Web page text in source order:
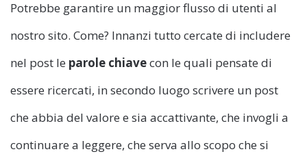
Potrebbe garantire un maggior flusso di utenti al
nostro sito. Come? Innanzi tutto cercate di includere
nel post le parole chiavecon le quali pensate di
essere ricercati, in secondo luogo scrivere un post
che abbia del valore e sia accattivante, che invogli a
continuare a leggere, che serva allo scopo che si